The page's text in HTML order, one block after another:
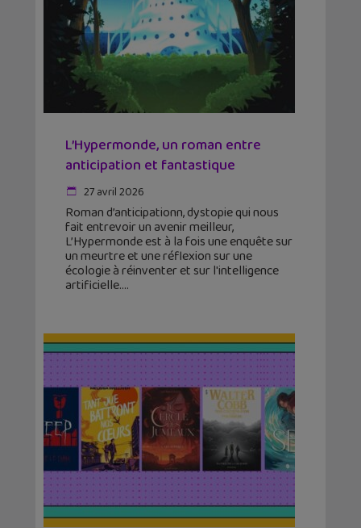
L’Hypermonde, un roman entre
anticipation et fantastique
27 avril 2026
Roman d’anticipationn, dystopie qui nous
fait entrevoir un avenir meilleur,
L’Hypermonde est à la fois une enquête sur
un meurtre et une réflexion sur une
écologie à réinventer et sur l'intelligence
artificielle.